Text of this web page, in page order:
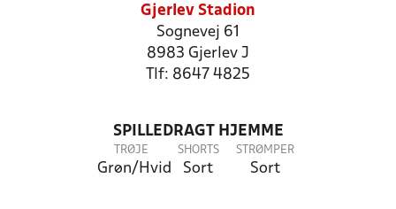
Gjerlev Stadion
Sognevej 61
8983 Gjerlev J
Tlf: 8647 4825
SPILLEDRAGT HJEMME
TRØJE
Grøn/Hvid
SHORTS
Sort
STRØMPER
Sort